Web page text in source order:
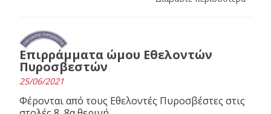
Επιρράμματα ώμου Εθελοντών
Πυροσβεστών
25/06/2021
Φέρονται από τους Εθελοντές Πυροσβέστες στις